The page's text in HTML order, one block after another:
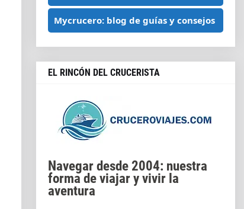
Mycrucero: blog de guías y consejos
EL RINCÓN DEL CRUCERISTA
Navegar desde 2004: nuestra
forma de viajar y vivir la
aventura